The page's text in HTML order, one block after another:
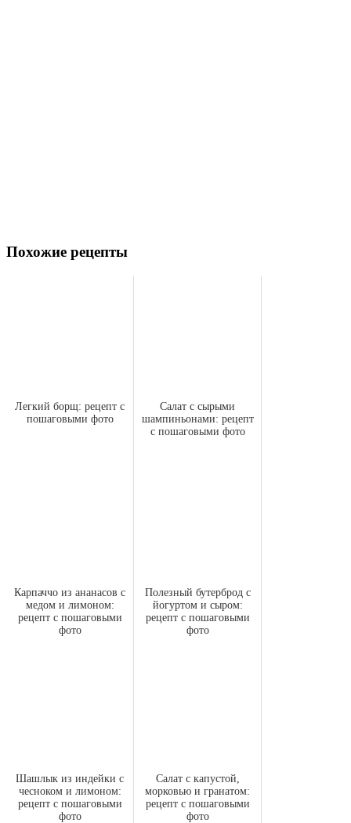
Похожие рецепты
Легкий борщ: рецепт с
пошаговыми фото
Салат с сырыми
шампиньонами: рецепт
с пошаговыми фото
Карпаччо из ананасов с
медом и лимоном:
рецепт с пошаговыми
фото
Полезный бутерброд с
йогуртом и сыром:
рецепт с пошаговыми
фото
Шашлык из индейки с
чесноком и лимоном:
рецепт с пошаговыми
фото
Салат с капустой,
морковью и гранатом:
рецепт с пошаговыми
фото